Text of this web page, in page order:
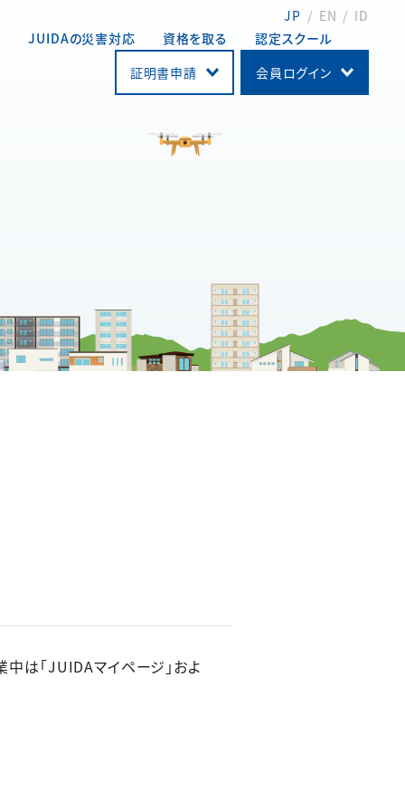
JP EN
ID
JUIDAの災害対応 資格を取る
認定スクール
証明書申請
会員ログイン
は「JUIDAマイページ」およ